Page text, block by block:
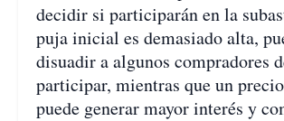
decidir si participarán en la
puja inicial es demasiado alta,
disuadir a algunos compradores
participar, mientras que un
puede generar mayor interés y